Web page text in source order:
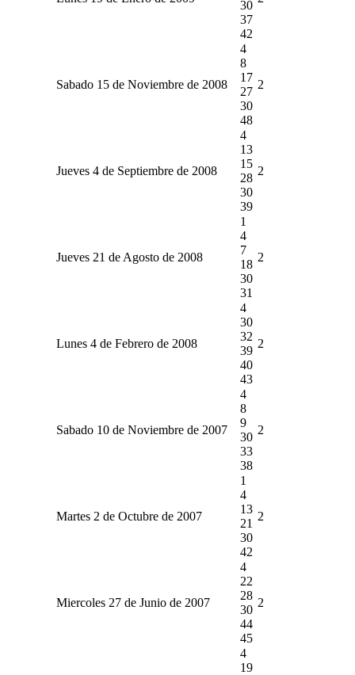
30
37
42
Sabado 15 de Noviembre de 2008
4
8
17
27
30
48
2
Jueves 4 de Septiembre de 2008
4
13
15
28
30
39
2
Jueves 21 de Agosto de 2008
1
4
7
18
30
31
2
Lunes 4 de Febrero de 2008
4
30
32
39
40
43
2
Sabado 10 de Noviembre de 2007
4
8
9
30
33
38
2
Martes 2 de Octubre de 2007
1
4
13
21
30
42
2
Miercoles 27 de Junio de 2007
4
22
28
30
44
45
2
4
19